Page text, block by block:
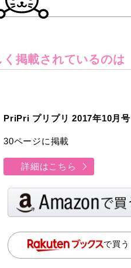
掲載されているのは
PriPri プリプリ 2017年10月号
30ページに掲載
詳細はこちら
で買う